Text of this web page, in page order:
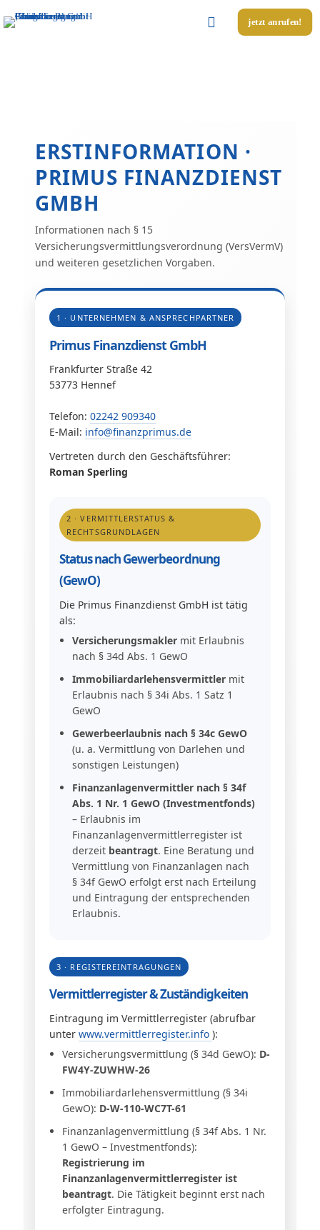
jetzt anrufen!
ERSTINFORMATION ·
PRIMUS FINANZDIENST
GMBH
Informationen nach § 15
Versicherungsvermittlungsverordnung (VersVermV)
und weiteren gesetzlichen Vorgaben.
1 · UNTERNEHMEN & ANSPRECHPARTNER
Primus Finanzdienst GmbH
Frankfurter Straße 42
53773 Hennef
Telefon: 02242 909340
E-Mail: info@finanzprimus.de
Vertreten durch den Geschäftsführer:
Roman Sperling
2 · VERMITTLERSTATUS &
RECHTSGRUNDLAGEN
Status nach Gewerbeordnung
(GewO)
Die Primus Finanzdienst GmbH ist tätig
als:
Versicherungsmakler mit Erlaubnis
nach § 34d Abs. 1 GewO
Immobiliardarlehensvermittler mit
Erlaubnis nach § 34i Abs. 1 Satz 1
GewO
Gewerbeerlaubnis nach § 34c GewO
(u. a. Vermittlung von Darlehen und
sonstigen Leistungen)
Finanzanlagenvermittler nach § 34f
Abs. 1 Nr. 1 GewO (Investmentfonds)
– Erlaubnis im
Finanzanlagenvermittlerregister ist
derzeit beantragt. Eine Beratung und
Vermittlung von Finanzanlagen nach
§ 34f GewO erfolgt erst nach Erteilung
und Eintragung der entsprechenden
Erlaubnis.
3 · REGISTEREINTRAGUNGEN
Vermittlerregister & Zuständigkeiten
Eintragung im Vermittlerregister (abrufbar
unter www.vermittlerregister.info ):
Versicherungsvermittlung (§ 34d GewO): D-
FW4Y-ZUWHW-26
Immobiliardarlehensvermittlung (§ 34i
GewO): D-W-110-WC7T-61
Finanzanlagenvermittlung (§ 34f Abs. 1 Nr.
1 GewO – Investmentfonds):
Registrierung im
Finanzanlagenvermittlerregister ist
beantragt. Die Tätigkeit beginnt erst nach
erfolgter Eintragung.